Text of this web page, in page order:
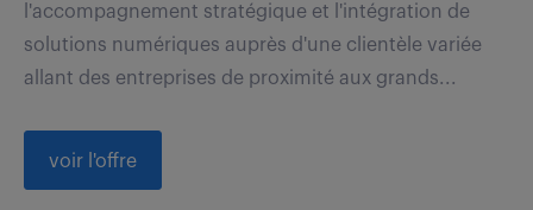
l'accompagnement stratégique et l'intégration de
solutions numériques auprès d'une clientèle variée
allant des entreprises de proximité aux grands...
voir l'offre